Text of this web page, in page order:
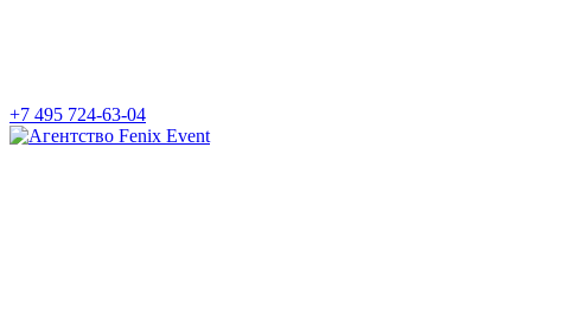
+7 495 724-63-04
Агентство